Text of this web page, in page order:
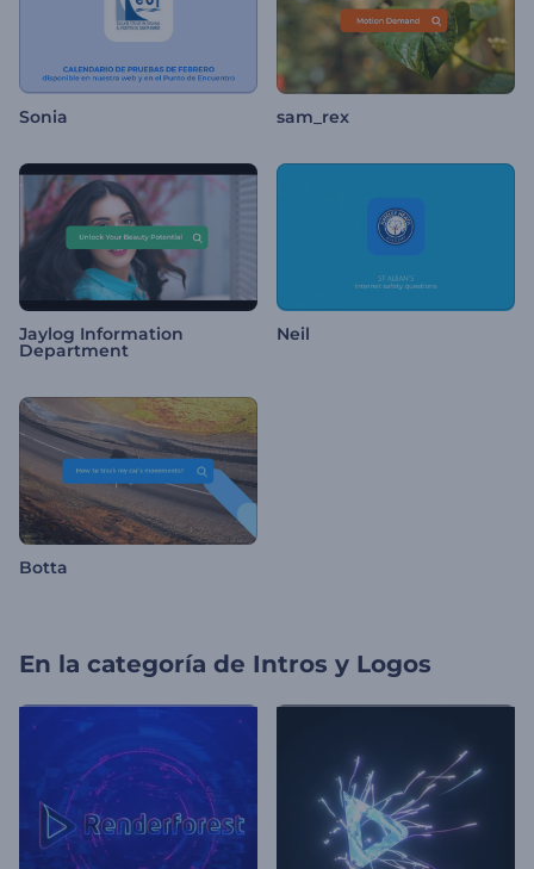
Sonia sam_rex
Jaylog Information
Department
Neil
Botta
En la categoría de Intros y Logos